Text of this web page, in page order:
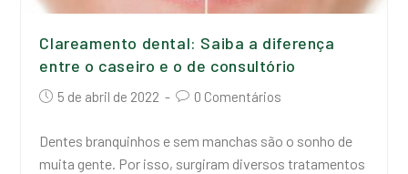
Clareamento dental: Saiba a diferença
entre o caseiro e o de consultório
5 de abril de 2022 0 Comentários
Dentes branquinhos e sem manchas são o sonho de
muita gente. Por isso, surgiram diversos tratamentos